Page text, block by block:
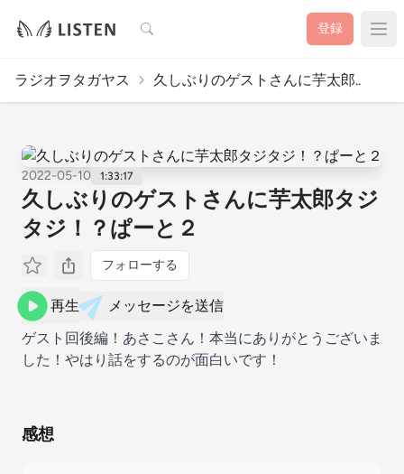
検索 登録
ラジオヲタガヤス 久しぶりのゲストさんに芋太郎..
2022-05-10 1:33:17
久しぶりのゲストさんに芋太郎タジ
タジ！？ぱーと２
フォローする
再生
メッセージを送信
ゲスト回後編！あさこさん！本当にありがとうございま
した！やはり話をするのが面白いです！
感想